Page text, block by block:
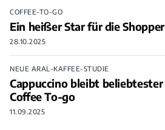
COFFEE-TO-GO
Ein heißer Star für die Shopper
28.10.2025
NEUE ARAL-KAFFEE-STUDIE
Cappuccino bleibt beliebtester
Coffee To-go
11.09.2025